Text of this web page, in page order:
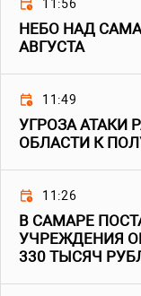
11:56
НЕБО НАД
АВГУСТА
11:49
УГРОЗА АТАКИ
ОБЛАСТИ К
11:26
В САМАРЕ
УЧРЕЖДЕНИЯ
330 ТЫСЯЧ